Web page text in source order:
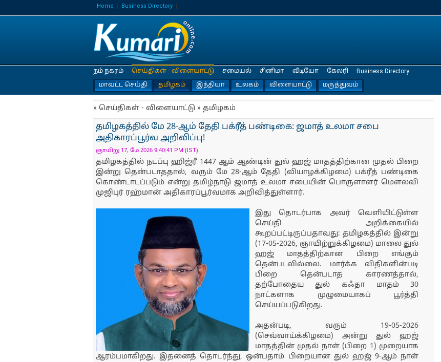
Home Business Directory
நம் நகரம்
செய்திகள் - விளையாட்டு
மாவட்ட செய்தி
தமிழகம் இந்தியா உலகம் விளையாட்டு மருத்துவம்
சமையல் சினிமா வீடியோ கேலரி Business Directory
» செய்திகள் - விளையாட்டு » தமிழகம்
தமிழகத்தில் மே 28-ஆம் தேதி பக்ரீத் பண்டிகை: ஜமாத் உலமா சபை
அதிகாரப்பூர்வ அறிவிப்பு!
ஞாயிறு 17, மே 2026 9:40:41 PM (IST)
தமிழகத்தில் நடப்பு ஹிஜ்ரீ 1447 ஆம் ஆண்டின் துல் ஹஜ் மாதத்திற்கான முதல் பிறை
இன்று தென்படாததால், வரும் மே 28-ஆம் தேதி (வியாழக்கிழமை) பக்ரீத் பண்டிகை
கொண்டாடப்படும் என்று தமிழ்நாடு ஜமாத் உலமா சபையின் பொருளாளர் மௌலவி
முஜிபுர் ரஹ்மான் அதிகாரப்பூர்வமாக அறிவித்துள்ளார்.
இது தொடர்பாக அவர் வெளியிட்டுள்ள
செய்தி அறிக்கையில்
கூறப்பட்டிருப்பதாவது: தமிழகத்தில் இன்று
(17-05-2026, ஞாயிற்றுக்கிழமை) மாலை துல்
ஹஜ் மாதத்திற்கான பிறை எங்கும்
தென்படவில்லை. மார்க்க விதிகளின்படி
பிறை தென்படாத காரணத்தால்,
தற்போதைய துல் கஃதா மாதம் 30
நாட்களாக முழுமையாகப் பூர்த்தி
செய்யப்படுகிறது.
அதன்படி, வரும் 19-05-2026
(செவ்வாய்க்கிழமை) அன்று துல் ஹஜ்
மாதத்தின் முதல் நாள் (பிறை 1) முறையாக
ஆரம்பமாகிறது. இதனைத் தொடர்ந்து, ஒன்பதாம் பிறையான துல் ஹஜ் 9-ஆம் நாள்